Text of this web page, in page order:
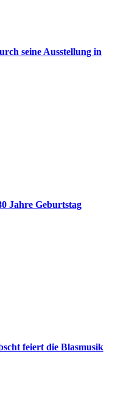
seine Ausstellung in
Jahre Geburtstag
feiert die Blasmusik